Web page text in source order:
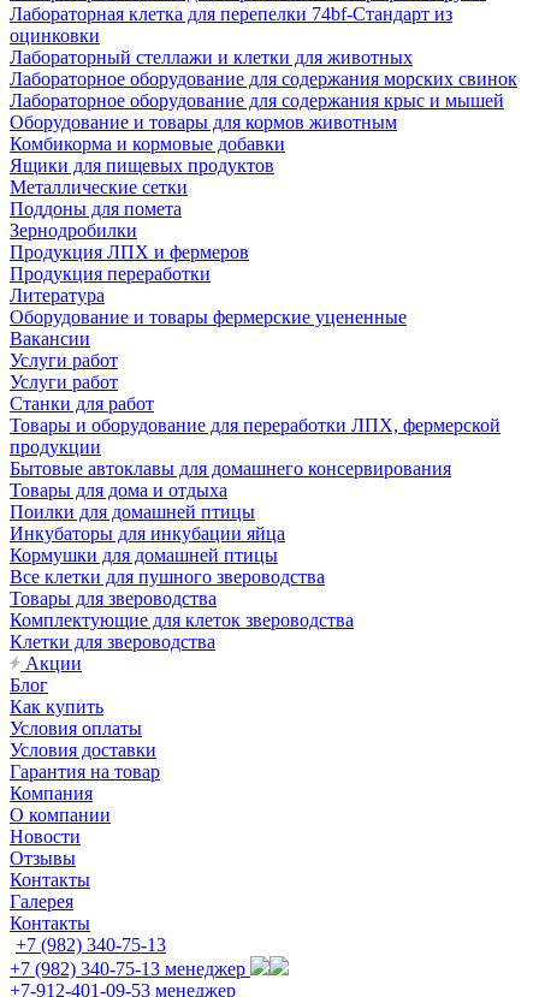
Лабораторная клетка для перепелки 74bf-Стандарт из
оцинковки
Лабораторный стеллажи и клетки для животных
Лабораторное оборудование для содержания морских свинок
Лабораторное оборудование для содержания крыс и мышей
Оборудование и товары для кормов животным
Комбикорма и кормовые добавки
Ящики для пищевых продуктов
Металлические сетки
Поддоны для помета
Зернодробилки
Продукция ЛПХ и фермеров
Продукция переработки
Литература
Оборудование и товары фермерские уцененные
Вакансии
Услуги работ
Услуги работ
Станки для работ
Товары и оборудование для переработки ЛПХ, фермерской
продукции
Бытовые автоклавы для домашнего консервирования
Товары для дома и отдыха
Поилки для домашней птицы
Инкубаторы для инкубации яйца
Кормушки для домашней птицы
Все клетки для пушного звероводства
Товары для звероводства
Комплектующие для клеток звероводства
Клетки для звероводства
Акции
Блог
Как купить
Условия оплаты
Условия доставки
Гарантия на товар
Компания
О компании
Новости
Отзывы
Контакты
Галерея
Контакты
+7 (982) 340-75-13
+7 (982) 340-75-13 менеджер
+7-912-401-09-53 менеджер